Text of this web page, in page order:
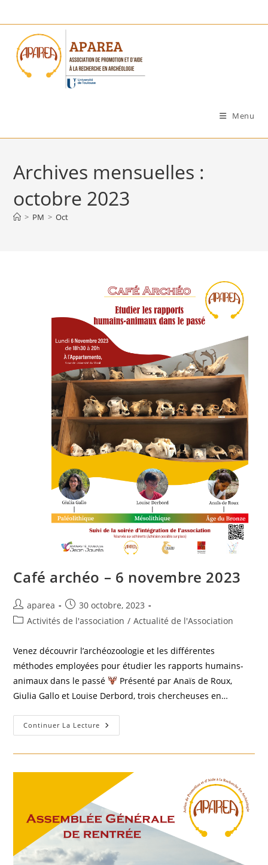
to
content
Menu
Archives mensuelles :
octobre 2023
> PM > Oct
Café archéo – 6 novembre 2023
Auteur/autrice
de
aparea
Publication
publiée :
30 octobre, 2023
PostActivités de l'association / Actualité de l'Association
Venez découvrir l’archéozoologie et les différentes
méthodes employées pour étudier les rapports humains-
animaux dans le passé
Présenté par Anaïs de Roux,
Giulia Gallo et Louise Derbord, trois chercheuses en…
Continuer La Lecture Café
Archéo